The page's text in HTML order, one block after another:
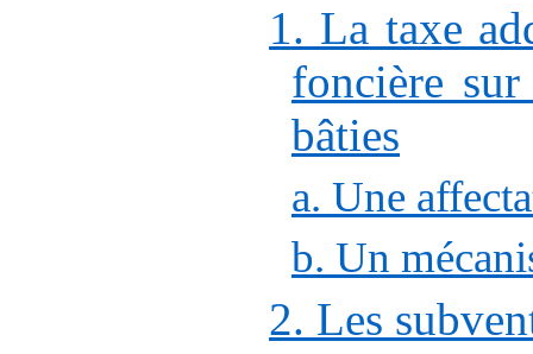
1. La taxe
foncière
bâties
a. Une
b. Un
2. Les